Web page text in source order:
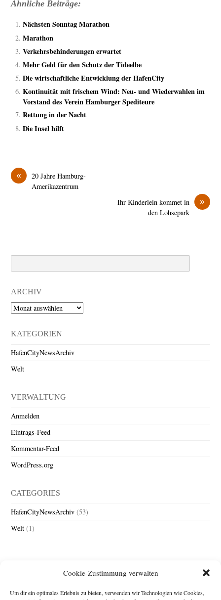
Cookie-Zustimmung verwalten
Um dir ein optimales Erlebnis zu bieten, verwenden wir Technologien wie Cookies,
Ähnliche Beiträge:
Nächsten Sonntag Marathon
Marathon
Verkehrsbehinderungen erwartet
Mehr Geld für den Schutz der Tideelbe
Die wirtschaftliche Entwicklung der HafenCity
Kontinuität mit frischem Wind: Neu- und Wiederwahlen im
Vorstand des Verein Hamburger Spediteure
Rettung in der Nacht
Die Insel hilft
«
20 Jahre Hamburg-
Amerikazentrum
»
Ihr Kinderlein kommet in
den Lohsepark
ARCHIV
Archiv
KATEGORIEN
HafenCityNewsArchiv
Welt
VERWALTUNG
Anmelden
Eintrags-Feed
Kommentar-Feed
WordPress.org
CATEGORIES
HafenCityNewsArchiv (53)
Welt (1)